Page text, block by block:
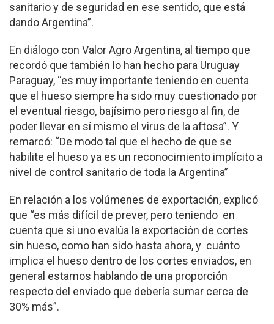
sanitario y de seguridad en ese sentido, que está
dando Argentina”.
En diálogo con Valor Agro Argentina, al tiempo que
recordó que también lo han hecho para Uruguay
Paraguay, “es muy importante teniendo en cuenta
que el hueso siempre ha sido muy cuestionado por
el eventual riesgo, bajísimo pero riesgo al fin, de
poder llevar en sí mismo el virus de la aftosa”. Y
remarcó: “De modo tal que el hecho de que se
habilite el hueso ya es un reconocimiento implícito a
nivel de control sanitario de toda la Argentina”
En relación a los volúmenes de exportación, explicó
que “es más difícil de prever, pero teniendo en
cuenta que si uno evalúa la exportación de cortes
sin hueso, como han sido hasta ahora, y cuánto
implica el hueso dentro de los cortes enviados, en
general estamos hablando de una proporción
respecto del enviado que debería sumar cerca de
30% más”.